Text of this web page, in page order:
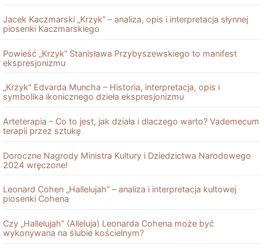
Jacek Kaczmarski „Krzyk” – analiza, opis i interpretacja słynnej
piosenki Kaczmarskiego
Powieść „Krzyk” Stanisława Przybyszewskiego to manifest
ekspresjonizmu
„Krzyk” Edvarda Muncha – Historia, interpretacja, opis i
symbolika ikonicznego dzieła ekspresjonizmu
Arteterapia – Co to jest, jak działa i dlaczego warto? Vademecum
terapii przez sztukę
Doroczne Nagrody Ministra Kultury i Dziedzictwa Narodowego
2024 wręczone!
Leonard Cohen „Hallelujah” – analiza i interpretacja kultowej
piosenki Cohena
Czy „Hallelujah” (Alleluja) Leonarda Cohena może być
wykonywana na ślubie kościelnym?